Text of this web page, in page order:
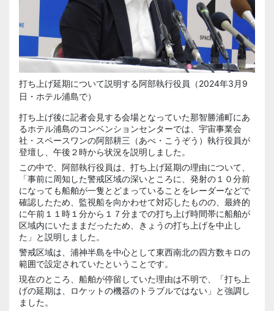
打ち上げ延期について説明する阿部執行役員（2024年3月9
日・ホテル浦島で）
打ち上げ後に記者会見する会場となっていた那智勝浦町にあ
るホテル浦島のコンベンションセンターでは、宇宙事業会
社・スペースワンの阿部耕三（あべ・こうぞう）執行役員が
登壇し、午後２時から状況を説明しました。
この中で、阿部執行役員は、打ち上げ延期の理由について、
「事前に周知した警戒区域の深いところに、発射の１０分前
になっても船舶が一隻とどまっていることをレーダーなどで
確認したため、監視船を向かわせて対応したものの、最終的
に午前１１時１分から１７分までの打ち上げ時間帯に船舶が
区域内にいたままだったため、きょうの打ち上げを中止し
た」と説明しました。
警戒区域は、浦神半島を中心として東西南北の四方数キロの
範囲で設定されていたということです。
現在のところ、船舶が停留していた理由は不明で、「打ち上
げの延期は、ロケットの機器のトラブルではない」と強調し
ました。